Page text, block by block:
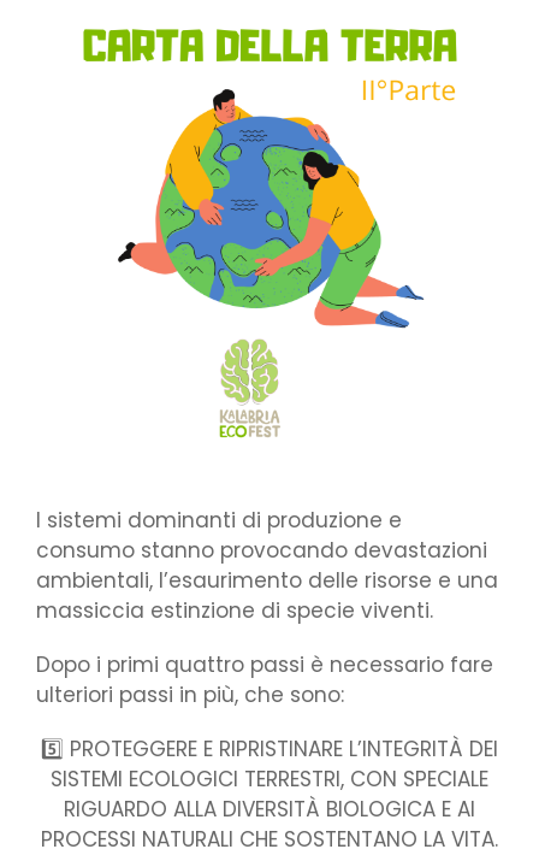
I sistemi dominanti di produzione e
consumo stanno provocando devastazioni
ambientali, l’esaurimento delle risorse e una
massiccia estinzione di specie viventi.
Dopo i primi quattro passi è necessario fare
ulteriori passi in più, che sono:
5️⃣ PROTEGGERE E RIPRISTINARE L’INTEGRITÀ DEI
SISTEMI ECOLOGICI TERRESTRI, CON SPECIALE
RIGUARDO ALLA DIVERSITÀ BIOLOGICA E AI
PROCESSI NATURALI CHE SOSTENTANO LA VITA.